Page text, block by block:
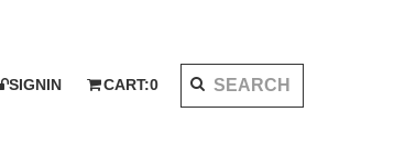
SIGNIN CART:0